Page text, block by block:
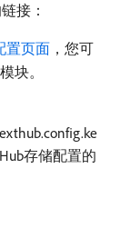
接：
置页面 ，您可
块。
存储配置的